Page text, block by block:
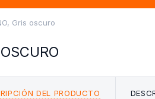
Gris oscuro
DEL PRODUCTO